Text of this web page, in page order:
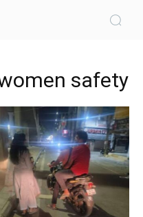
safety